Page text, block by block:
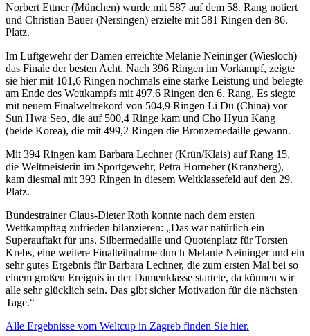
Norbert Ettner (München) wurde mit 587 auf dem 58. Rang notiert
und Christian Bauer (Nersingen) erzielte mit 581 Ringen den 86.
Platz.
Im Luftgewehr der Damen erreichte Melanie Neininger (Wiesloch)
das Finale der besten Acht. Nach 396 Ringen im Vorkampf, zeigte
sie hier mit 101,6 Ringen nochmals eine starke Leistung und belegte
am Ende des Wettkampfs mit 497,6 Ringen den 6. Rang. Es siegte
mit neuem Finalweltrekord von 504,9 Ringen Li Du (China) vor
Sun Hwa Seo, die auf 500,4 Ringe kam und Cho Hyun Kang
(beide Korea), die mit 499,2 Ringen die Bronzemedaille gewann.
Mit 394 Ringen kam Barbara Lechner (Krün/Klais) auf Rang 15,
die Weltmeisterin im Sportgewehr, Petra Horneber (Kranzberg),
kam diesmal mit 393 Ringen in diesem Weltklassefeld auf den 29.
Platz.
Bundestrainer Claus-Dieter Roth konnte nach dem ersten
Wettkampftag zufrieden bilanzieren: „Das war natürlich ein
Superauftakt für uns. Silbermedaille und Quotenplatz für Torsten
Krebs, eine weitere Finalteilnahme durch Melanie Neininger und ein
sehr gutes Ergebnis für Barbara Lechner, die zum ersten Mal bei so
einem großen Ereignis in der Damenklasse startete, da können wir
alle sehr glücklich sein. Das gibt sicher Motivation für die nächsten
Tage.“
Alle Ergebnisse vom Weltcup in Zagreb finden Sie hier.